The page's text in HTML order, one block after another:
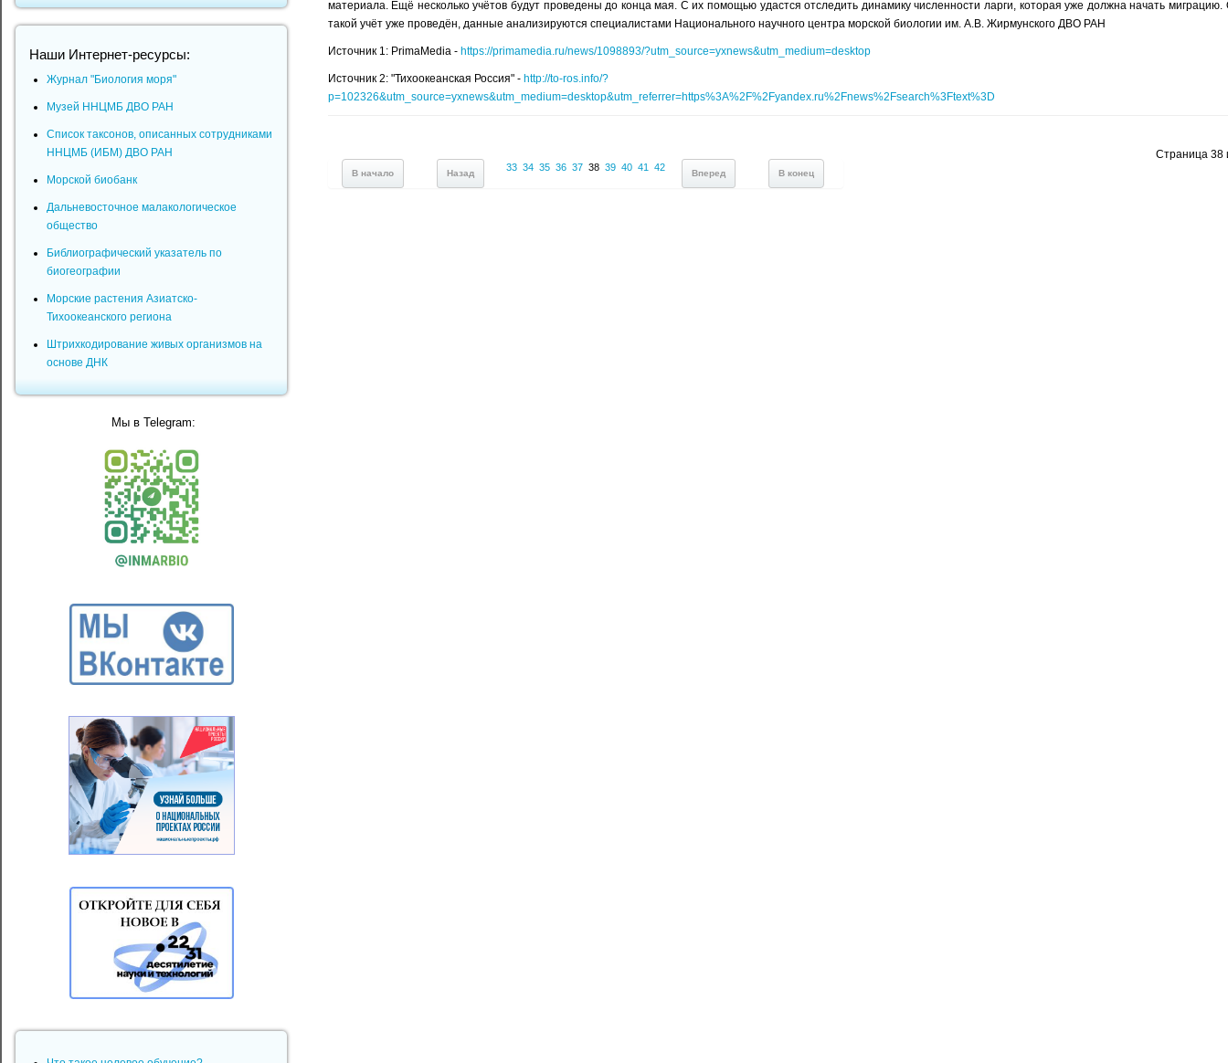
материала. Ещё несколько учётов будут проведены до конца мая. С их помощью удастся отследить динамику численности ларги, которая уже должна начать миграцию.
такой учёт уже проведён, данные анализируются специалистами Национального научного центра морской биологии им. А.В. Жирмунского ДВО РАН
Источник 1: PrimaMedia - https://primamedia.ru/news/1098893/?utm_source=yxnews&utm_medium=desktop
Источник 2: "Тихоокеанская Россия" - http://to-ros.info/?
p=102326&utm_source=yxnews&utm_medium=desktop&utm_referrer=https%3A%2F%2Fyandex.ru%2Fnews%2Fsearch%3Ftext%3D
Страница 38
В начало Назад
33 34 35 36 37 38 39 40 41 42
Вперед В конец
Наши Интернет-ресурсы:
Журнал "Биология моря"
Музей ННЦМБ ДВО РАН
Список таксонов, описанных сотрудниками
ННЦМБ (ИБМ) ДВО РАН
Морской биобанк
Дальневосточное малакологическое
общество
Библиографический указатель по
биогеографии
Морские растения Азиатско-
Тихоокеанского региона
Штрихкодирование живых организмов на
основе ДНК
Мы в Telegram: